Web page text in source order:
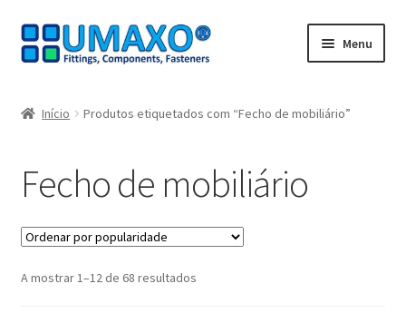
Ir
para
Saltar
para
Menu
Caixa registadora
Carrinho de compras
Contate agora
Início Produtos etiquetados com “Fecho de mobiliário”
Fecho de mobiliário
A mostrar 1–12 de 68 resultadosOrdenado